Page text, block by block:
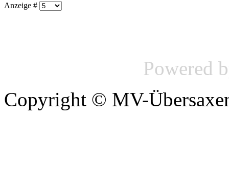
Anzeige #
Powered
Copyright © MV-